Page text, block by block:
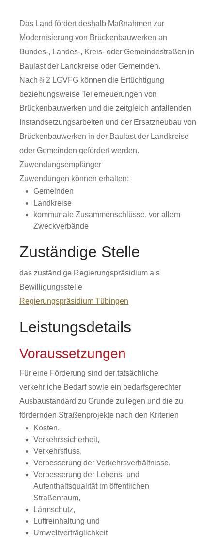
Das Land fördert deshalb Maßnahmen zur
Modernisierung von Brückenbauwerken an
Bundes-, Landes-, Kreis- oder Gemeindestraßen in
Baulast der Landkreise oder Gemeinden.
Nach § 2 LGVFG können die Ertüchtigung
beziehungsweise Teilerneuerungen von
Brückenbauwerken und die zeitgleich anfallenden
Instandsetzungsarbeiten und der Ersatzneubau von
Brückenbauwerken in der Baulast der Landkreise
oder Gemeinden gefördert werden.
Zuwendungsempfänger
Zuwendungen können erhalten:
Gemeinden
Landkreise
kommunale Zusammenschlüsse, vor allem
Zweckverbände
Zuständige Stelle
das zuständige Regierungspräsidium als
Bewilligungsstelle
Regierungspräsidium Tübingen
Leistungsdetails
Voraussetzungen
Für eine Förderung sind der tatsächliche
verkehrliche Bedarf sowie ein bedarfsgerechter
Ausbaustandard zu Grunde zu legen und die zu
fördernden Straßenprojekte nach den Kriterien
Kosten,
Verkehrssicherheit,
Verkehrsfluss,
Verbesserung der Verkehrsverhältnisse,
Verbesserung der Lebens- und
Aufenthaltsqualität im öffentlichen
Straßenraum,
Lärmschutz,
Luftreinhaltung und
Umweltverträglichkeit